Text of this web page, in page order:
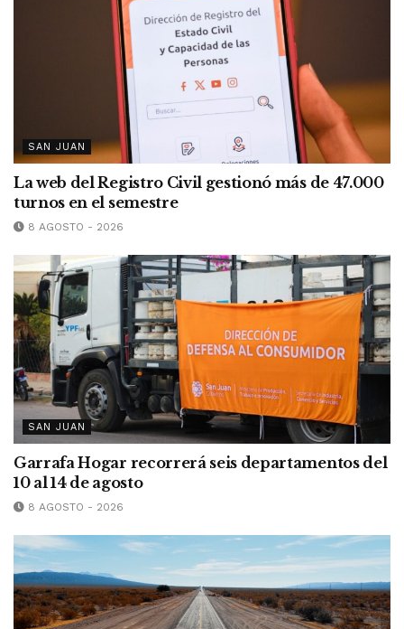
SAN JUAN
La web del Registro Civil gestionó más de 47.000
turnos en el semestre
8 AGOSTO - 2026
SAN JUAN
Garrafa Hogar recorrerá seis departamentos del
10 al 14 de agosto
8 AGOSTO - 2026